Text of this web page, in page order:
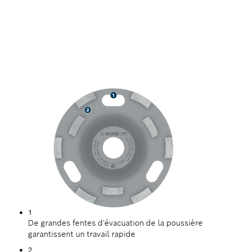
1
De grandes fentes d'évacuation de la poussière
garantissent un travail rapide
2